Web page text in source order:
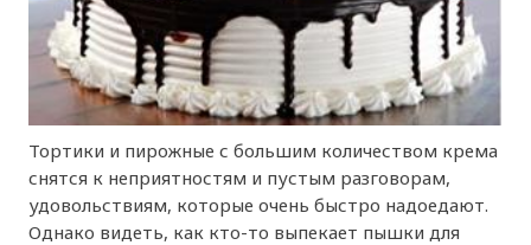
Тортики и пирожные с большим количеством крема
снятся к неприятностям и пустым разговорам,
удовольствиям, которые очень быстро надоедают.
Однако видеть, как кто-то выпекает пышки для